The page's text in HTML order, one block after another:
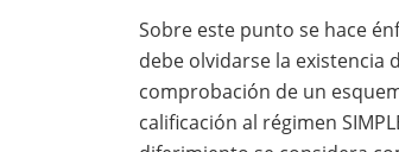
Sobre este punto se hace
debe olvidarse la existencia
comprobación de un
calificación al régimen